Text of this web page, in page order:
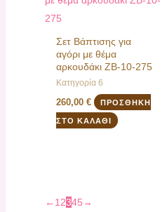
Σετ Βάπτισης για
αγόρι με θέμα
αρκουδάκι ΖΒ-10-275
Κατηγορία 6
260,00€ ΠΡΟΣΘΉΚΗ
ΣΤΟ ΚΑΛΆΘΙ
← 1 2345 →